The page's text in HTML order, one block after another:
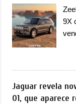
do
9X
Jaguar revela
01, que aparece